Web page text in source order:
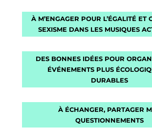
À M’ENGAGER POUR L’ÉGALITÉ ET
SEXISME DANS LES MUSIQUES
DES BONNES IDÉES POUR
ÉVÉNEMENTS PLUS
DURABLES
À ÉCHANGER, PARTAGER
QUESTIONNEMENTS